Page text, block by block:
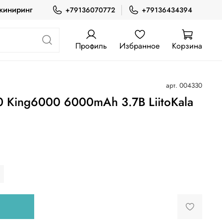
+79136070772 +79136434394
Профиль Избранное Корзина
арт. 004330
King6000 6000mAh 3.7В LiitoKala